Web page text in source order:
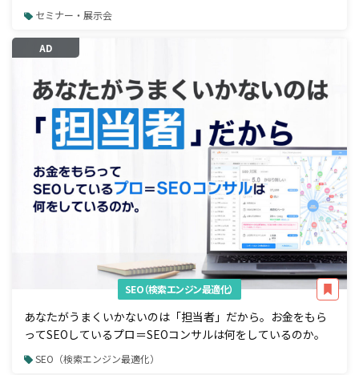
セミナー・展示会
AD
SEO（検索エンジン最適化）
あなたがうまくいかないのは「担当者」だから。お金をもら
ってSEOしているプロ＝SEOコンサルは何をしているのか。
SEO（検索エンジン最適化）